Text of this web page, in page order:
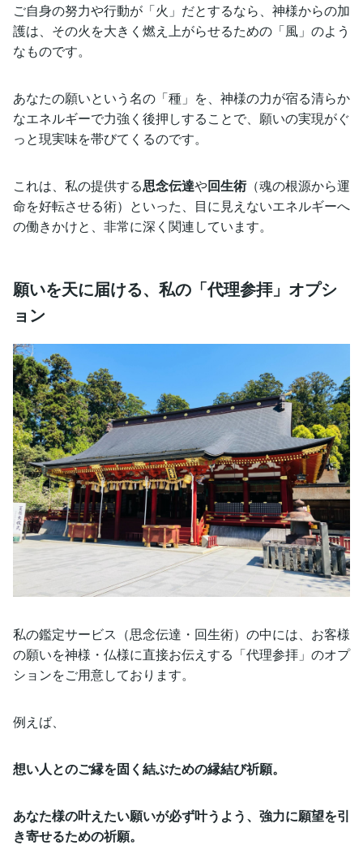
ご自身の努力や行動が「火」だとするなら、神様からの加
護は、その火を大きく燃え上がらせるための「風」のよう
なものです。
あなたの願いという名の「種」を、神様の力が宿る清らか
なエネルギーで力強く後押しすることで、願いの実現がぐ
っと現実味を帯びてくるのです。
これは、私の提供する思念伝達や回生術 （魂の根源から運
命を好転させる術）といった、目に見えないエネルギーへ
の働きかけと、非常に深く関連しています。
願いを天に届ける、私の「代理参拝」オプシ
ョン
私の鑑定サービス（思念伝達・回生術）の中には、お客様
の願いを神様・仏様に直接お伝えする「代理参拝」のオプ
ションをご用意しております。
例えば、
想い人とのご縁を固く結ぶための縁結び祈願。
あなた様の叶えたい願いが必ず叶うよう、強力に願望を引
き寄せるための祈願。